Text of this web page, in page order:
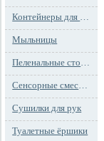
Контейнеры для мусора
Мыльницы
Пеленальные столы и детские сидения
Сенсорные смесители
Сушилки для рук
Туалетные ёршики